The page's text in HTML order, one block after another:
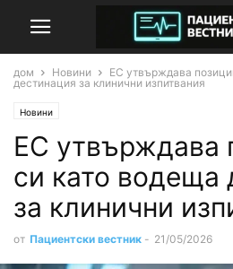
дом Новини
ЕС утвърждава
дестинация за клинични изпитвания
Новини
ЕС утвърждава
си като водеща
за клинични
от Пациентски вестник - 21/05/2026